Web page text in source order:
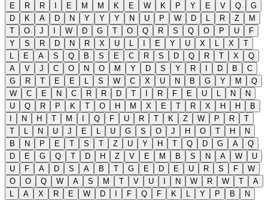
E
R R I E M M K E W K P Y E V Q
G
D
K A D N Y Y Y N U P W D L R Z
M
T
O J I W D G T O Q R S Q O P U
F
Y
S R D N R X U L I E Y U X L X
T
L
E A S Q B S E C R S D Q R T X
Q
A
V J C O N O M Y D S Y R I D B
C
G
R T E E L S W C X U N B G Y M
Q
W
C E N C R R D T I R F E U L N
N
U
Q R P K T O H M X E T R X H H
B
I
N H T M I Q F U R T K Z W P R
T
T
L N U J E L U G S O J H O T H
N
B
N P E T S T Z U Y H T Q D G A
Q
D
E G Q T D H Z V E M B S N A W
U
U
F A D S A B T G E D E U R S F
W
O
O Q W A S M T V U I N W R W T
A
L
A X R E W D I F Q F K L Y P B
N